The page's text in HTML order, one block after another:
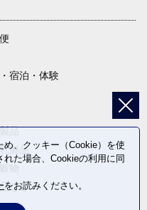
宿泊・体験
品
製品
なし
、クッキー（Cookie）を使
た場合、Cookieの利用に同
をお読みください。